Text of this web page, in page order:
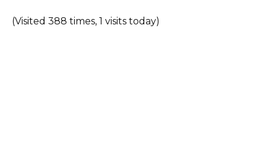
(Visited 388 times, 1 visits today)